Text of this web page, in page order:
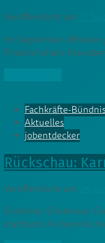
Veröffentlicht am
Im September
Friedrichshain-
Fachkräfte-
Aktuelles
jobentdecker
Rückschau:
Veröffentlicht am
Einblicke. Erlebnisse.
stattfand. Als